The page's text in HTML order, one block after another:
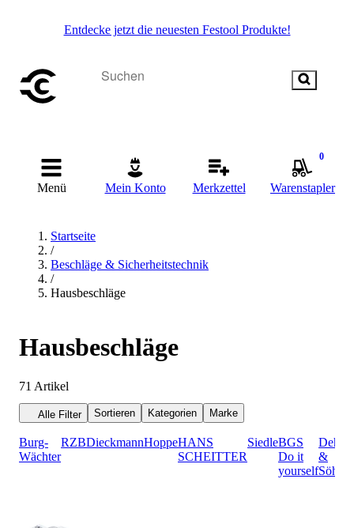
Entdecke jetzt die neuesten Festool Produkte!
Menü Mein Konto Merkzettel
0
Warenstapler
Startseite
/
Beschläge & Sicherheitstechnik
/
Hausbeschläge
Hausbeschläge
71 Artikel
Alle Filter Sortieren Kategorien Marke
Burg-
Wächter
RZBDieckmannHoppeHANS
SCHEITTER
SiedleBGS
Do it
yourself
Dehn
&
Söhne